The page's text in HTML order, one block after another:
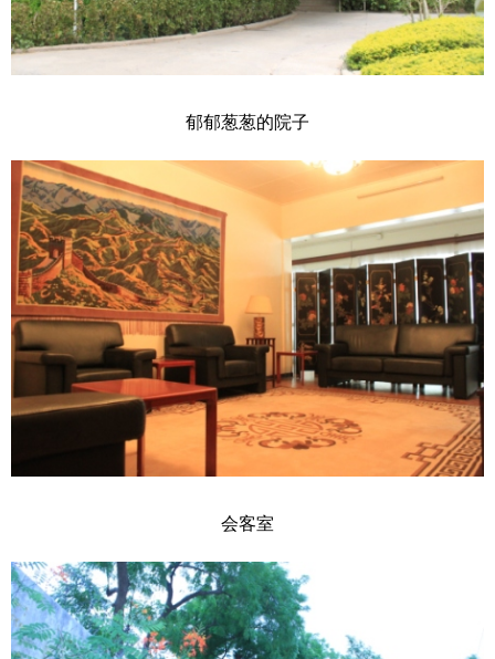
郁郁葱葱的院子
会客室